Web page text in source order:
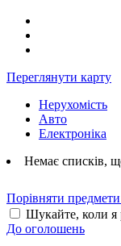
Переглянути карту
Нерухомість
Авто
Електроніка
Немає списків,
Порівняти предмети
Шукайте, коли я
До оголошень